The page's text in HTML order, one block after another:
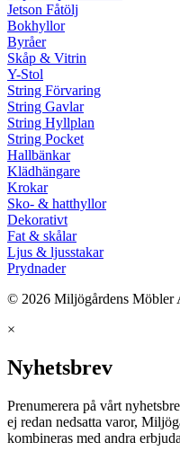
Jetson Fåtölj
Bokhyllor
Byråer
Skåp & Vitrin
Y-Stol
String Förvaring
String Gavlar
String Hyllplan
String Pocket
Hallbänkar
Klädhängare
Krokar
Sko- & hatthyllor
Dekorativt
Fat & skålar
Ljus & ljusstakar
Prydnader
© 2026 Miljögårdens Möbler
×
Nyhetsbrev
Prenumerera på vårt
ej redan nedsatta varor,
kombineras med andra